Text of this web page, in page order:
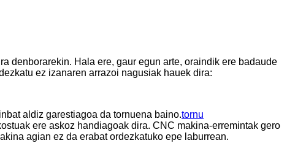
denborarekin. Hala ere, gaur egun arte, oraindik ere badaude
ez izanaren arrazoi nagusiak hauek dira:
aldiz garestiagoa da tornuena baino.tornu
ere askoz handiagoak dira. CNC makina-erremintak gero
agian ez da erabat ordezkatuko epe laburrean.